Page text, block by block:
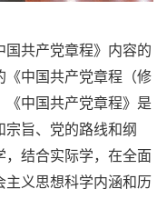
国共产党章程》内容的
《中国共产党章程（修
《中国共产党章程》是
旨、党的路线和纲
结合实际学，在全面
主义思想科学内涵和历